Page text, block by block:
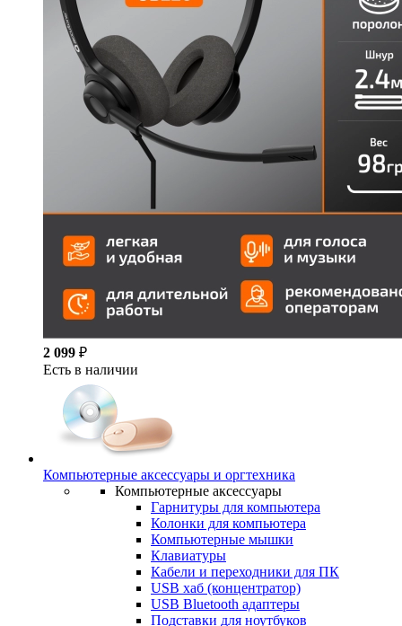
2 099 ₽
Есть в наличии
Компьютерные аксессуары и оргтехника
Компьютерные аксессуары
Гарнитуры для компьютера
Колонки для компьютера
Компьютерные мышки
Клавиатуры
Кабели и переходники для ПК
USB хаб (концентратор)
USB Bluetooth адаптеры
Подставки для ноутбуков